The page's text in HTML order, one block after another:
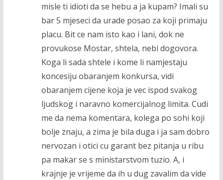
misle ti idioti da se hebu a ja kupam? Imali su
bar 5 mjeseci da urade posao za koji primaju
placu. Bit ce nam isto kao i lani, dok ne
provukose Mostar, shtela, nebi dogovora.
Koga li sada shtele i kome li namjestaju
koncesiju obaranjem konkursa, vidi
obaranjem cijene koja je vec ispod svakog
ljudskog i naravno komercijalnog limita. Cudi
me da nema komentara, kolega po sohi koji
bolje znaju, a zima je bila duga i ja sam dobro
nervozan i otici cu garant bez pitanja u ribu
pa makar se s ministarstvom tuzio. A, i
krajnje je vrijeme da ih u dug zavalim da vide